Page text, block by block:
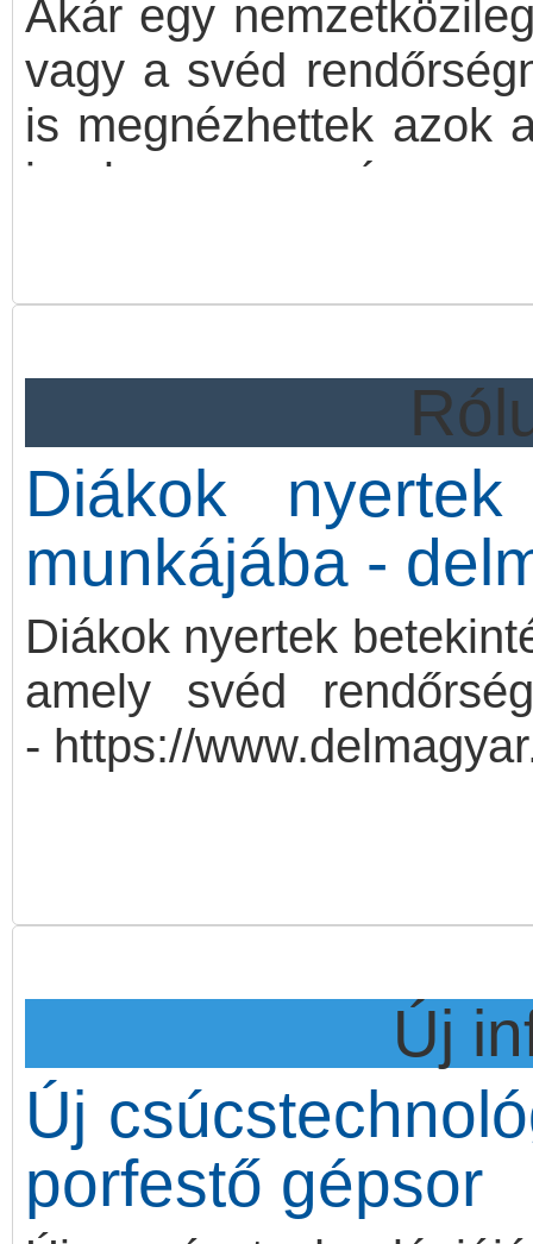
Akár egy
vagy a svéd
is megnézhettek azok
iparkamara és a
megvalósuló
Diákok
munkájába -
Diákok nyertek
amely svéd
- https://
Új
Új
porfestő gépsor